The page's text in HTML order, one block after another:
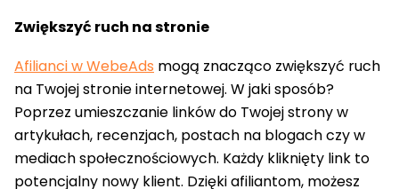
Zwiększyć ruch na stronie
Afilianci w WebeAds mogą znacząco zwiększyć ruch
na Twojej stronie internetowej. W jaki sposób?
Poprzez umieszczanie linków do Twojej strony w
artykułach, recenzjach, postach na blogach czy w
mediach społecznościowych. Każdy kliknięty link to
potencjalny nowy klient. Dzięki afiliantom, możesz